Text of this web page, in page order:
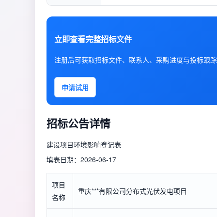
立即查看完整招标文件
注册后可获取招标文件、联系人、采购进度与投标跟
申请试用
招标公告详情
建设项目环境影响登记表
填表日期：2026-06-17
项目
名称
重庆***有限公司分布式光伏发电项目